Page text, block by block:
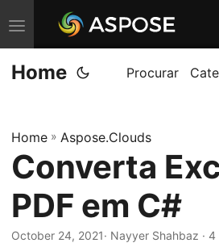
A
l
t
n
a
n
a
Home Procurar
Home » Aspose.Clouds
Converta
PDF em C#
October 24, 2021· Nayyer Shahbaz ·